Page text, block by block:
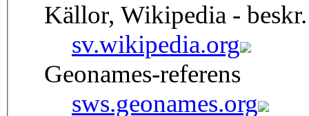
Källor, Wikipedia -
sv.wikipedia.org
Geonames-referens
sws.geonames.org